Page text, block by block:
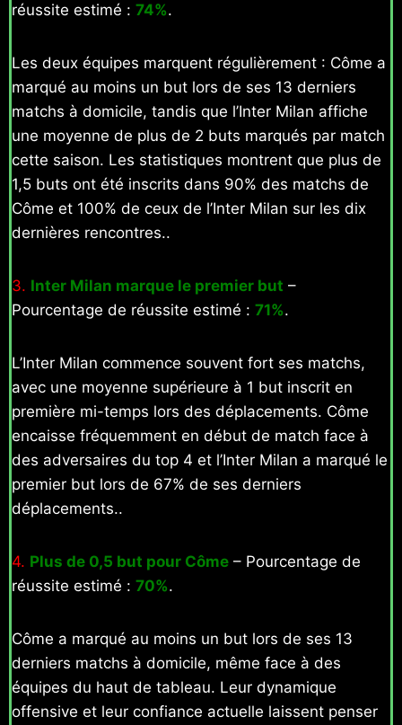
réussite estimé : 74%.
Les deux équipes marquent régulièrement : Côme a
marqué au moins un but lors de ses 13 derniers
matchs à domicile, tandis que l’Inter Milan affiche
une moyenne de plus de 2 buts marqués par match
cette saison. Les statistiques montrent que plus de
1,5 buts ont été inscrits dans 90% des matchs de
Côme et 100% de ceux de l’Inter Milan sur les dix
dernières rencontres..
3. Inter Milan marque le premier but –
Pourcentage de réussite estimé : 71%.
L’Inter Milan commence souvent fort ses matchs,
avec une moyenne supérieure à 1 but inscrit en
première mi-temps lors des déplacements. Côme
encaisse fréquemment en début de match face à
des adversaires du top 4 et l’Inter Milan a marqué le
premier but lors de 67% de ses derniers
déplacements..
4. Plus de 0,5 but pour Côme – Pourcentage de
réussite estimé : 70%.
Côme a marqué au moins un but lors de ses 13
derniers matchs à domicile, même face à des
équipes du haut de tableau. Leur dynamique
offensive et leur confiance actuelle laissent penser